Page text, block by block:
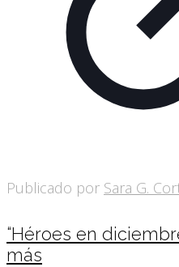
Publicado por Sara G.
“Héroes en
más